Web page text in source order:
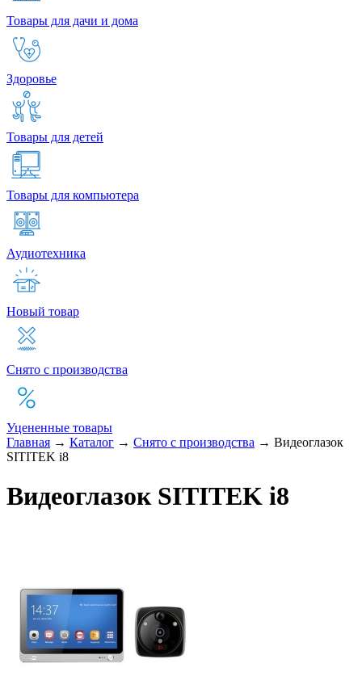
Товары для дачи и дома
Здоровье
Товары для детей
Товары для компьютера
Аудиотехника
Новый товар
Снято с производства
Уцененные товары
Главная → Каталог → Снято с производства → Видеоглазок
SITITEK i8
Видеоглазок SITITEK i8